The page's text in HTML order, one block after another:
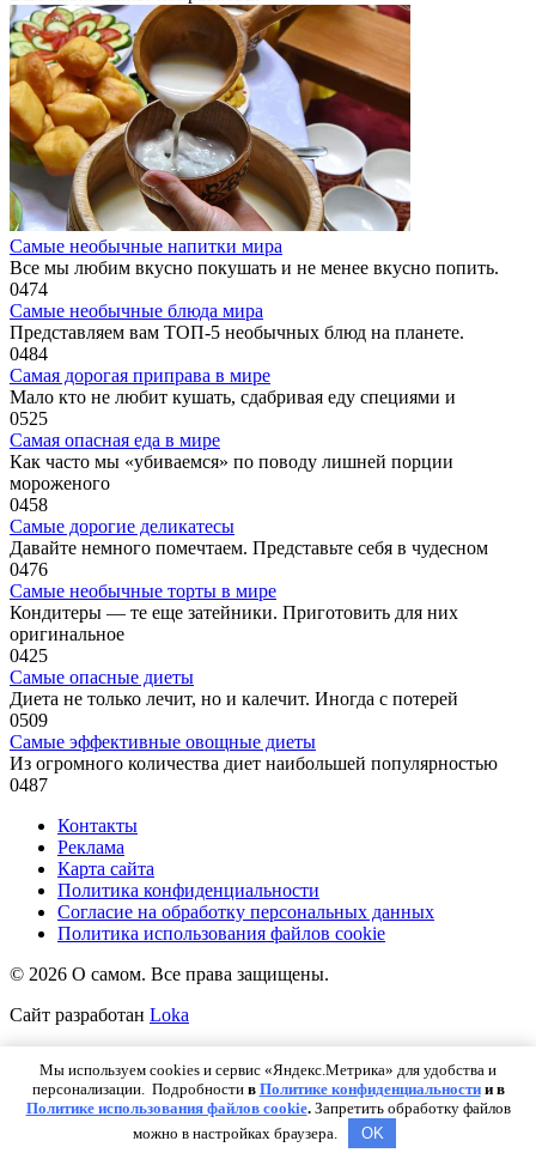
Самые необычные напитки мира
Все мы любим вкусно покушать и не менее вкусно попить.
0474
Самые необычные блюда мира
Представляем вам ТОП-5 необычных блюд на планете.
0484
Самая дорогая приправа в мире
Мало кто не любит кушать, сдабривая еду специями и
0525
Самая опасная еда в мире
Как часто мы «убиваемся» по поводу лишней порции
мороженого
0458
Самые дорогие деликатесы
Давайте немного помечтаем. Представьте себя в чудесном
0476
Самые необычные торты в мире
Кондитеры — те еще затейники. Приготовить для них
оригинальное
0425
Самые опасные диеты
Диета не только лечит, но и калечит. Иногда с потерей
0509
Самые эффективные овощные диеты
Из огромного количества диет наибольшей популярностью
0487
Контакты
Реклама
Карта сайта
Политика конфиденциальности
Согласие на обработку персональных данных
Политика использования файлов cookie
© 2026 О самом. Все права защищены.
Сайт разработан Loka
ИП Пискунова Анна Владимировна ИНН: 227500714967
Работает на теме Reboot
Мы используем cookies и сервис «Яндекс.Метрика» для удобства и
персонализации. Подробностив Политике конфиденциальностии в
Политике использования файлов cookie.Запретить обработку файлов
можно в настройках браузера.
OK